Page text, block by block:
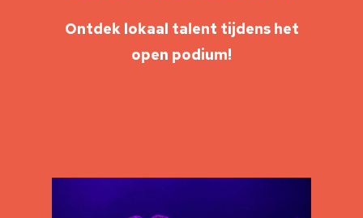
Ontdek lokaal talent tijdens het
open podium!